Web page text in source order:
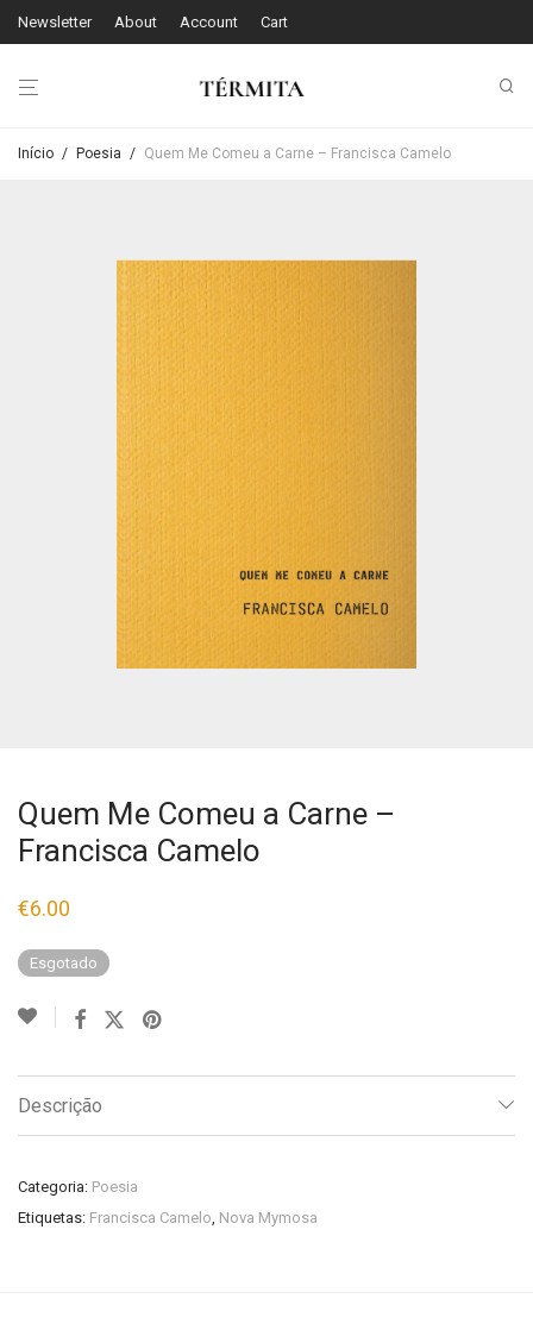
Newsletter About Account Cart
Início / Poesia / Quem Me Comeu a Carne – Francisca Camelo
Quem Me Comeu a Carne –
Francisca Camelo
€6.00
Esgotado
Descrição
Categoria: Poesia
Etiquetas: Francisca Camelo, Nova Mymosa